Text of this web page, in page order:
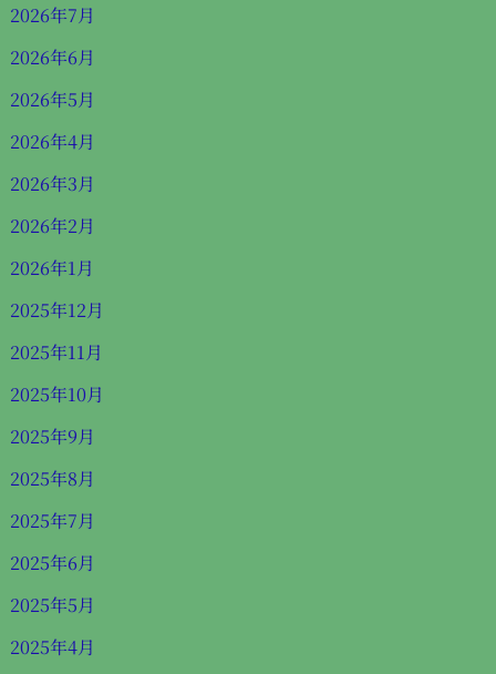
2026年7月
2026年6月
2026年5月
2026年4月
2026年3月
2026年2月
2026年1月
2025年12月
2025年11月
2025年10月
2025年9月
2025年8月
2025年7月
2025年6月
2025年5月
2025年4月